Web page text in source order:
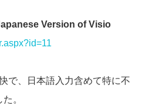
Version of Visio
で、日本語入力含めて特に不
。